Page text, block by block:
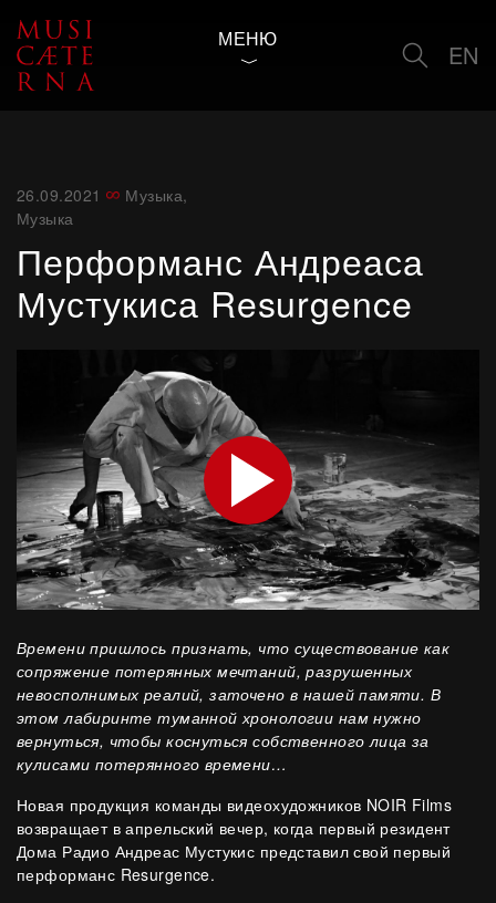
МЕНЮ
EN
26.09.2021 Музыка,
Музыка
Перформанс Андреаса
Мустукиса Resurgence
Времени пришлось признать, что существование как
сопряжение потерянных мечтаний, разрушенных
невосполнимых реалий, заточено в нашей памяти. В
этом лабиринте туманной хронологии нам нужно
вернуться, чтобы коснуться собственного лица за
кулисами потерянного времени…
Новая продукция команды видеохудожников NOIR Films
возвращает в апрельский вечер, когда первый резидент
Дома Радио Андреас Мустукис представил свой первый
перформанс Resurgence.